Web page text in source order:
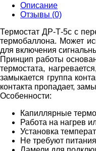
Описание
Отзывы (0)
Термостат ДР-Т-5с с
термобаллона. Может
для включения
Принцип работы
термостата,
замыкается группа
контакта пропадает,
Особенности:
Капиллярные
Работа на нагрев
Установка
Не требуют питания